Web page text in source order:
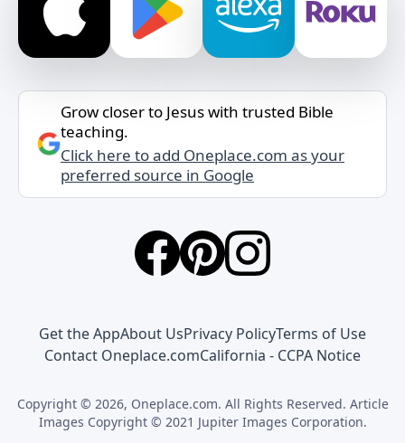
Grow closer to Jesus with trusted Bible
teaching.
Click here to add Oneplace.com as your
preferred source in Google
Get the AppAbout UsPrivacy PolicyTerms of Use
Contact Oneplace.comCalifornia - CCPA Notice
Copyright © 2026, Oneplace.com. All Rights Reserved. Article
Images Copyright © 2021 Jupiter Images Corporation.